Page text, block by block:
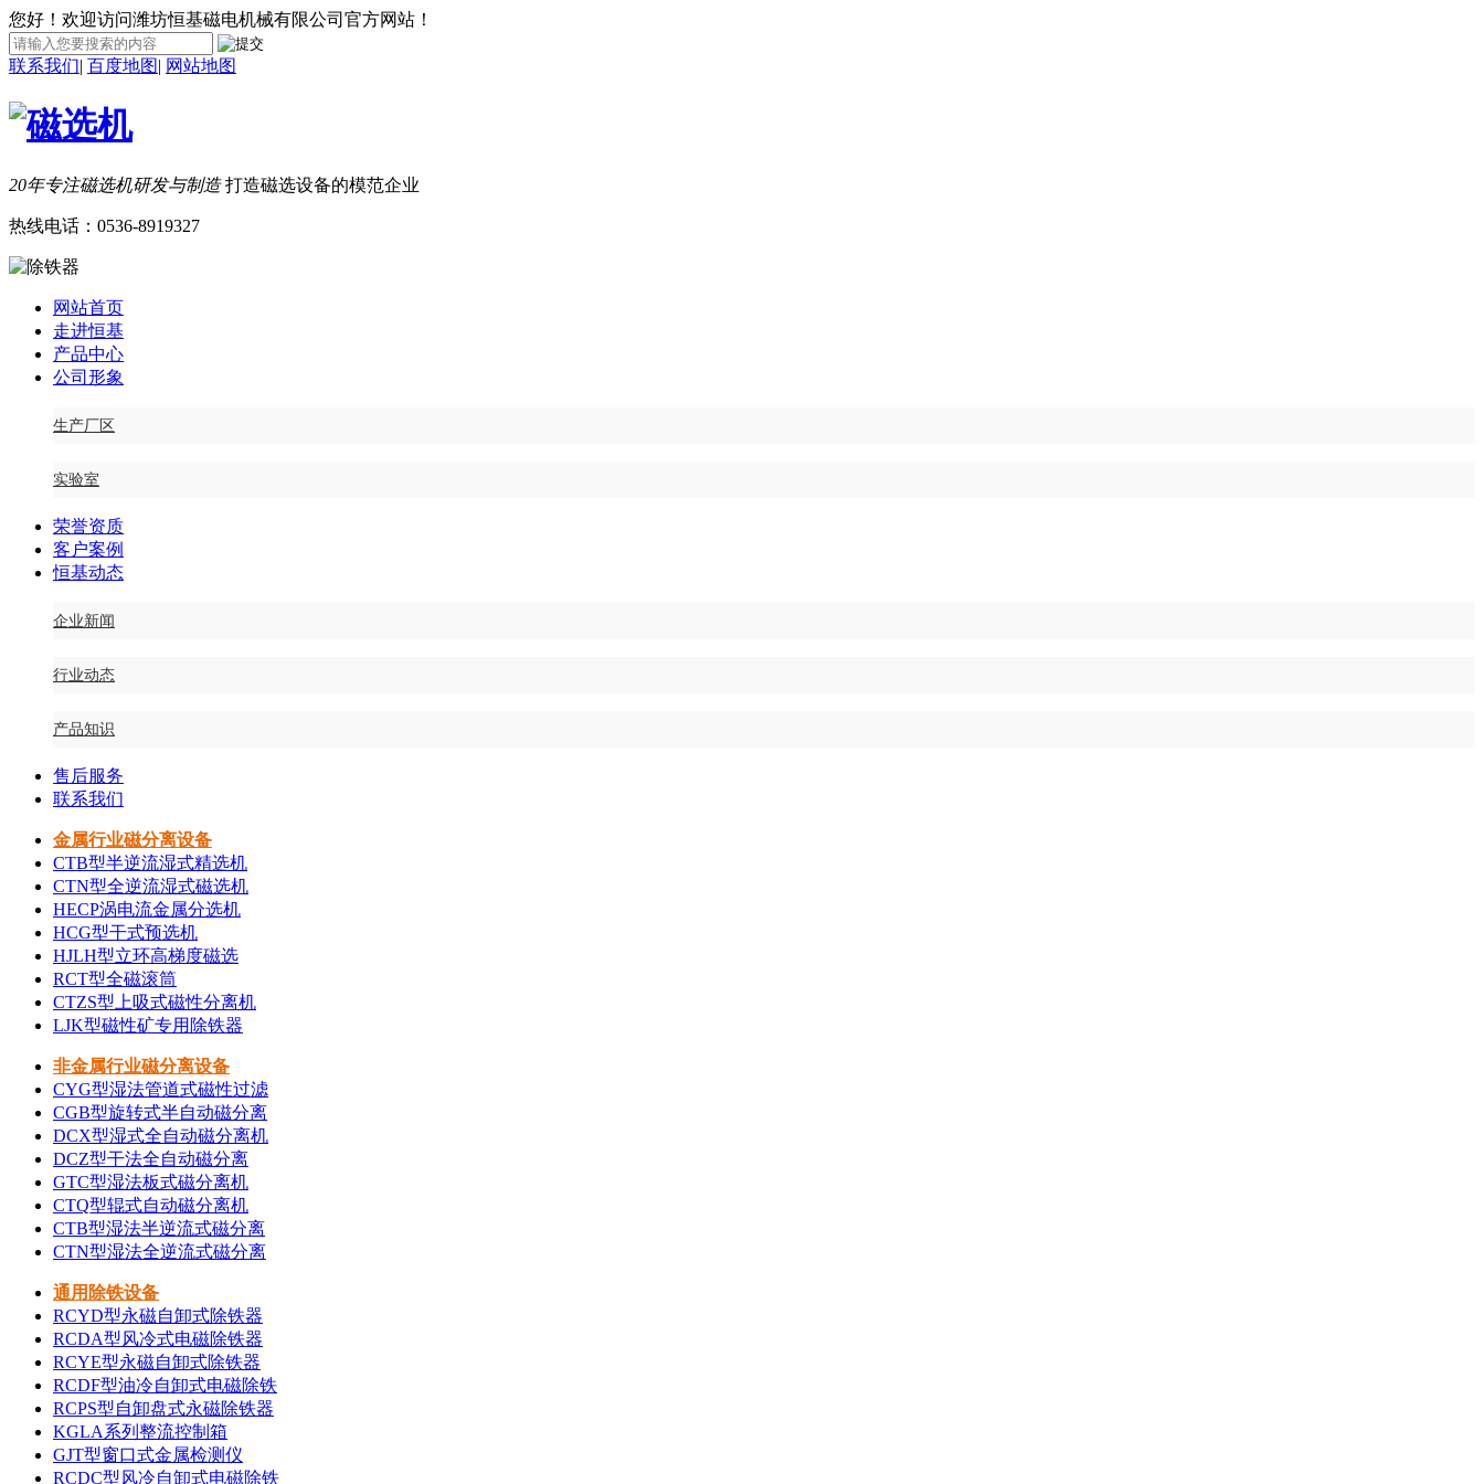
您好！欢迎访问潍坊恒基磁电机械有限公司官方网站！
联系我们| 百度地图| 网站地图
20年专注磁选机研发与制造 打造磁选设备的模范企业
热线电话： 0536-8919327
网站首页
走进恒基
产品中心
公司形象
生产厂区
实验室
荣誉资质
客户案例
恒基动态
企业新闻
行业动态
产品知识
售后服务
联系我们
金属行业磁分离设备
CTB型半逆流湿式精选机
CTN型全逆流湿式磁选机
HECP涡电流金属分选机
HCG型干式预选机
HJLH型立环高梯度磁选
RCT型全磁滚筒
CTZS型上吸式磁性分离机
LJK型磁性矿专用除铁器
非金属行业磁分离设备
CYG型湿法管道式磁性过滤
CGB型旋转式半自动磁分离
DCX型湿式全自动磁分离机
DCZ型干法全自动磁分离
GTC型湿法板式磁分离机
CTQ型辊式自动磁分离机
CTB型湿法半逆流式磁分离
CTN型湿法全逆流式磁分离
通用除铁设备
RCYD型永磁自卸式除铁器
RCDA型风冷式电磁除铁器
RCYE型永磁自卸式除铁器
RCDF型油冷自卸式电磁除铁
RCPS型自卸盘式永磁除铁器
KGLA系列整流控制箱
GJT型窗口式金属检测仪
RCDC型风冷自卸式电磁除铁